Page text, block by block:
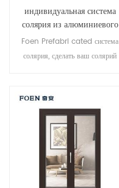
индивидуальная система
солярия из алюминиевого
стекла
Foen Prefabri cated система
солярия, сделать ваш солярий
приспосабливаемым.